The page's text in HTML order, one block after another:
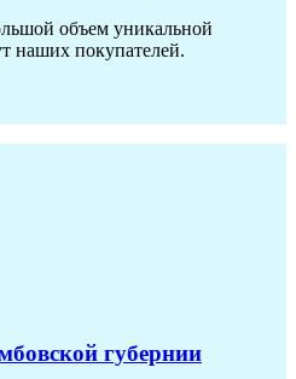
объем уникальной
наших покупателей.
губернии